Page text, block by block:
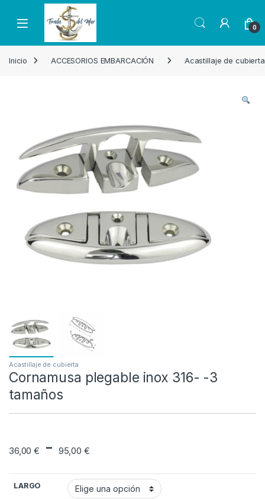
Skip to navigation
Skip to content
Open 0
Inicio ACCESORIOS EMBARCACIÓN Acastillaje de cubierta
Acastillaje de cubierta
Cornamusa plegable inox 316- -3
tamaños
36,00€ - 95,00 €Rango de precios:
LARGO